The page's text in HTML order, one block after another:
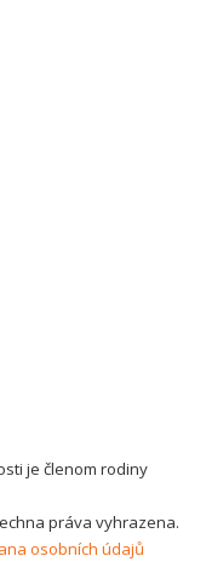
je členom rodiny
práva vyhrazena.
osobních údajů